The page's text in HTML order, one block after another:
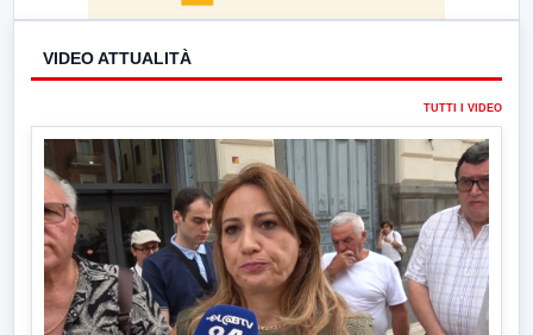
VIDEO ATTUALITÀ
TUTTI I VIDEO